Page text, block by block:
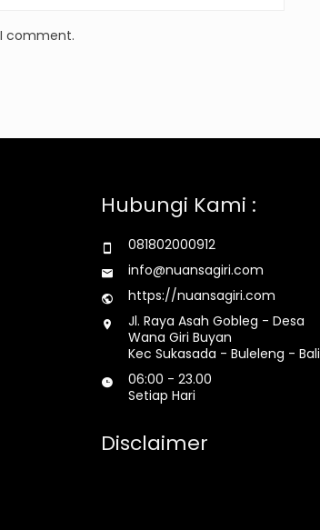
comment.
Hubungi Kami :
081802000912
info@nuansagiri.com
https://nuansagiri.com
Jl. Raya Asah Gobleg - Desa
Wana Giri Buyan
Kec Sukasada - Buleleng - Bali
06:00 - 23.00
Setiap Hari
Disclaimer